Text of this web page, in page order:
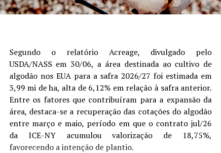
Segundo o relatório Acreage, divulgado pelo
USDA/NASS em 30/06, a área destinada ao cultivo de
algodão nos EUA para a safra 2026/27 foi estimada em
3,99 mi de ha, alta de 6,12% em relação à safra anterior.
Entre os fatores que contribuíram para a expansão da
área, destaca-se a recuperação das cotações do algodão
entre março e maio, período em que o contrato jul/26
da ICE-NY acumulou valorização de 18,75%,
favorecendo a intenção de plantio.